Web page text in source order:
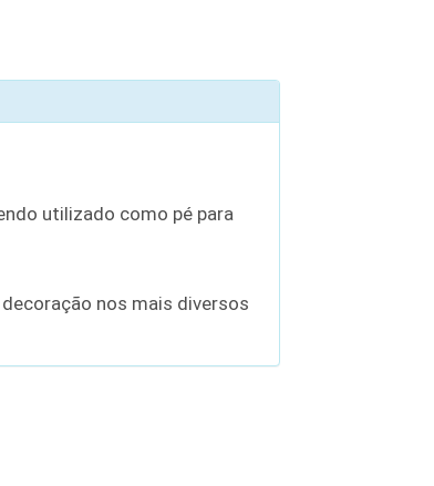
utilizado como pé para
nos mais diversos